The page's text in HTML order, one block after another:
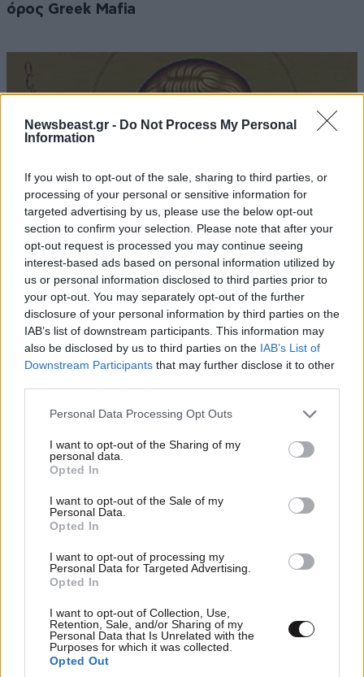
Newsbeast.gr - Do Not Process My Personal
Information
If you wish to opt-out of the sale, sharing to third parties, or
processing of your personal or sensitive information for
targeted advertising by us, please use the below opt-out
section to confirm your selection. Please note that after your
opt-out request is processed you may continue seeing
interest-based ads based on personal information utilized by
us or personal information disclosed to third parties prior to
your opt-out. You may separately opt-out of the further
disclosure of your personal information by third parties on the
IAB’s list of downstream participants. This information may
also be disclosed by us to third parties on the IAB’s List of
Downstream Participants that may further disclose it to other
Please note that this website/app uses one or more Google
not limited to your visit or usage behaviour. You may click to
grant or deny consent to Google and its third-party tags to
use your data for below specified purposes in below Google
consent section.
Personal Data Processing Opt Outs
I want to opt-out of the Sharing of my
personal data.
Opted In
I want to opt-out of the Sale of my
Personal Data.
Opted In
I want to opt-out of processing my
Personal Data for Targeted Advertising.
Opted In
I want to opt-out of Collection, Use,
Retention, Sale, and/or Sharing of my
Personal Data that Is Unrelated with the
Purposes for which it was collected.
Opted Out
όρος Greek Mafia
09·08·2026 05:45
Εορτολόγιο: Ποιος γιορτάζει σήμερα 9
Αυγούστου
Η δολοφονία της εγκύου Σάρον Τέιτ – Τι
απέγιναν τα μέλη της «Οικογένειας Μάνσον»;